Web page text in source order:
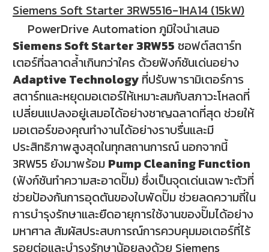
Siemens Soft Starter 3RW5516-1HA14 (15kW)
PowerDrive Automation ภูมิใจนำเสนอ
Siemens Soft Starter 3RW55 ซอฟต์สตาร์ท
เตอร์ที่ฉลาดล้ำเกินกว่าใคร ด้วยฟังก์ชันเด่นอย่าง
Adaptive Technology ที่ปรับพารามิเตอร์การ
สตาร์ทและหยุดมอเตอร์ให้เหมาะสมกับสภาวะโหลดที่
เปลี่ยนแปลงอยู่เสมอได้อย่างชาญฉลาดที่สุด ช่วยให้
มอเตอร์ของคุณทำงานได้อย่างราบรื่นและมี
ประสิทธิภาพสูงสุดในทุกสถานการณ์ นอกจากนี้
3RW55 ยังมาพร้อม Pump Cleaning Function
(ฟังก์ชันทำความสะอาดปั๊ม) ซึ่งเป็นจุดเด่นเฉพาะตัวที่
ช่วยป้องกันการอุดตันของใบพัดปั๊ม ช่วยลดความถี่ใน
การบำรุงรักษาและยืดอายุการใช้งานของปั๊มได้อย่าง
มหาศาล สัมผัสประสบการณ์การควบคุมมอเตอร์ที่ไร้
รอยต่อและบำรุงรักษาน้อยลงด้วย Siemens